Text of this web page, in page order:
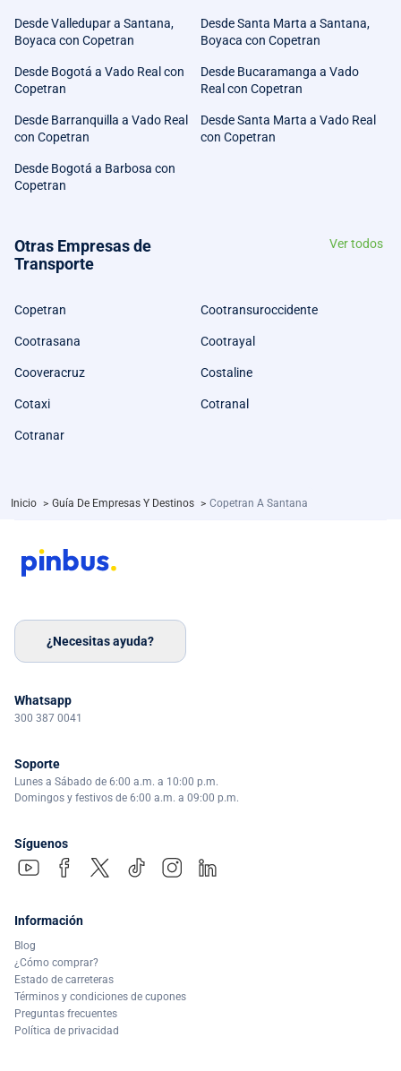
Desde Valledupar a Santana,
Boyaca con Copetran
Desde Santa Marta a Santana,
Boyaca con Copetran
Desde Bogotá a Vado Real con
Copetran
Desde Bucaramanga a Vado
Real con Copetran
Desde Barranquilla a Vado Real
con Copetran
Desde Santa Marta a Vado Real
con Copetran
Desde Bogotá a Barbosa con
Copetran
Otras Empresas de
Transporte
Ver todos
Copetran Cootransuroccidente
Cootrasana Cootrayal
Cooveracruz Costaline
Cotaxi Cotranal
Cotranar
Inicio > Guía De Empresas Y Destinos > Copetran A Santana
¿Necesitas ayuda?
Whatsapp
300 387 0041
Soporte
Lunes a Sábado de 6:00 a.m. a 10:00 p.m.
Domingos y festivos de 6:00 a.m. a 09:00 p.m.
Síguenos
Información
Blog
¿Cómo comprar?
Estado de carreteras
Términos y condiciones de cupones
Preguntas frecuentes
Política de privacidad